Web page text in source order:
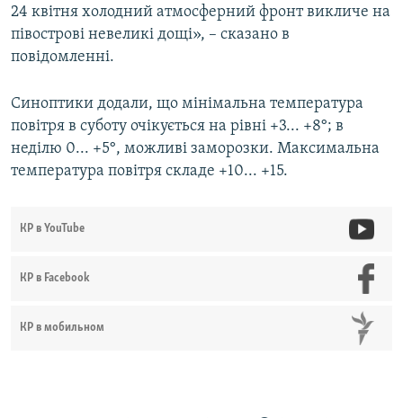
24 квітня холодний атмосферний фронт викличе на
півострові невеликі дощі», – сказано в
повідомленні.
Синоптики додали, що мінімальна температура
повітря в суботу очікується на рівні +3... +8°; в
неділю 0... +5°, можливі заморозки. Максимальна
температура повітря складе +10... +15.
КР в YouTube
КР в Facebook
КР в мобильном